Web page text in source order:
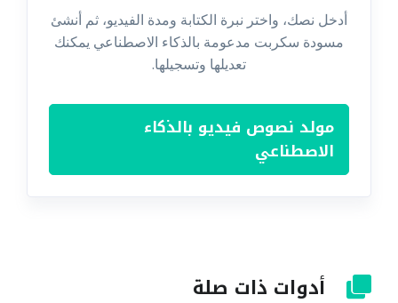
أدخل نصك، واختر نبرة الكتابة ومدة الفيديو، ثم أنشئ
مسودة سكربت مدعومة بالذكاء الاصطناعي يمكنك
تعديلها وتسجيلها.
مولد نصوص فيديو بالذكاء
الاصطناعي
أدوات ذات صلة